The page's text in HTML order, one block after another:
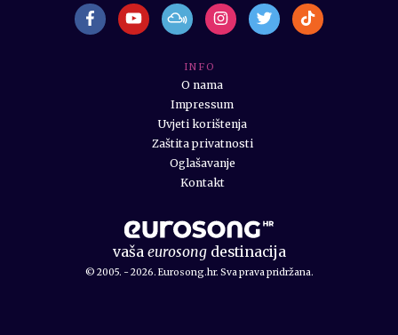
vaša eurosongdestinacija
© 2005. - 2026. Eurosong.hr. Sva prava pridržana.
I N F O
O nama
Impressum
Uvjeti korištenja
Zaštita privatnosti
Oglašavanje
Kontakt